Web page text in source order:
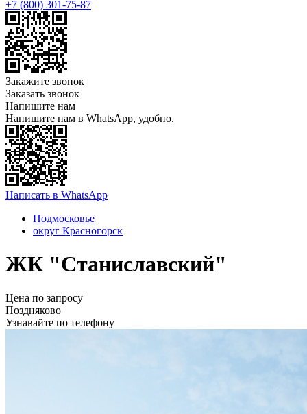
+7 (800) 301-75-87
Закажите звонок
Заказать звонок
Напишите нам
Напишите нам в WhatsApp, удобно.
Написать в WhatsApp
Подмосковье
округ Красногорск
ЖК "Станиславский"
Цена по запросу
Поздняково
Узнавайте по телефону